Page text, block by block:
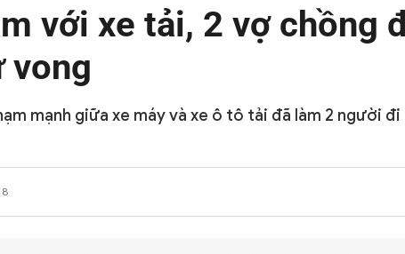
với xe tải, 2 vợ chồng
vong
mạnh giữa xe máy và xe ô tô tải đã làm 2 người